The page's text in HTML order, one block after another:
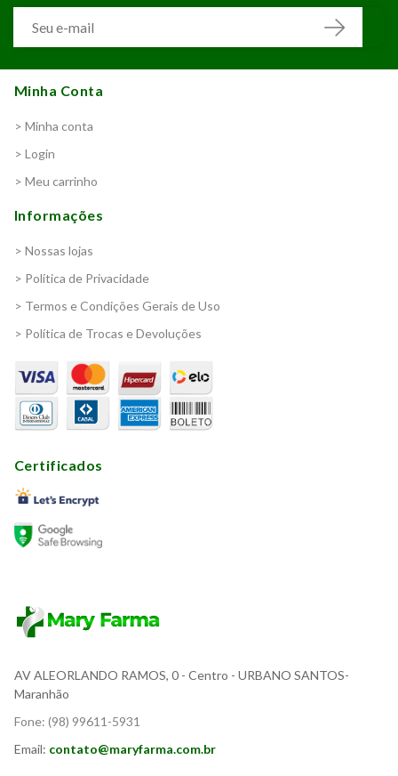
Minha Conta
> Minha conta
> Login
> Meu carrinho
Informações
> Nossas lojas
> Política de Privacidade
> Termos e Condições Gerais de Uso
> Política de Trocas e Devoluções
Certificados
AV ALEORLANDO RAMOS, 0 - Centro - URBANO SANTOS-
Maranhão
Fone: (98) 99611-5931
Email: contato@maryfarma.com.br